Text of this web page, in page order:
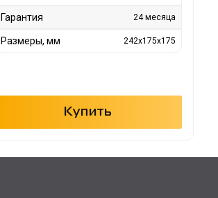
Гарантия 24 месяца
Размеры, мм 242x175x175
Купить